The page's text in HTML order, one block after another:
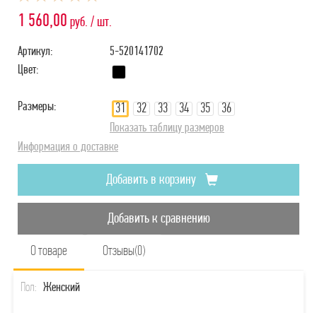
1 560,00 руб. / шт.
Артикул:
5-520141702
Цвет:
Размеры: 31 32 33 34 35 36
Показать таблицу размеров
Информация о доставке
Добавить в корзину
Добавить к сравнению
О товаре Отзывы(0)
Пол: Женский